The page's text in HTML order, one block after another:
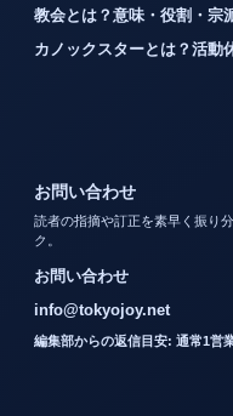
教会とは？意味・役割・宗
カノックスターとは？活動
お問い合わせ
読者の指摘や訂正を素早く振り
ク。
お問い合わせ
info@tokyojoy.net
編集部からの返信目安: 通常1営